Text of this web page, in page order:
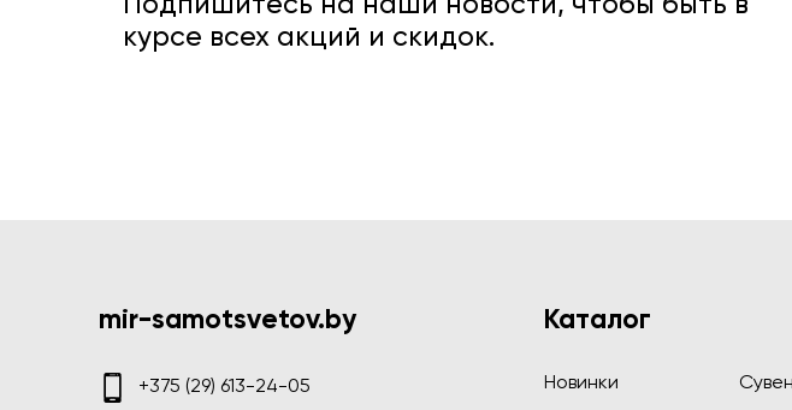
Подпишитесь на наши новости, чтобы быть в
курсе всех акций и скидок.
mir-samotsvetov.by
+375 (29) 613-24-05
Каталог
Новинки